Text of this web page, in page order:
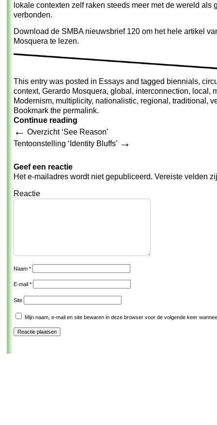
lokale contexten zelf raken steeds meer met de wereld als
verbonden.
Download de SMBA nieuwsbrief 120 om het hele artikel
Mosquera te lezen.
This entry was posted in Essays and tagged biennials,
context, Gerardo Mosquera, global , interconnection, local ,
Modernism, multiplicity, nationalistic, regional , traditional ,
Bookmark the permalink.
Continue reading
← Overzicht ‘See Reason'
Tentoonstelling ‘Identity Bluffs' →
Geef een reactie
Het e-mailadres wordt niet gepubliceerd. Vereiste velden
Reactie
Naam *
E-mail *
Site
Mijn naam, e-mail en site bewaren in deze browser voor de volgende keer